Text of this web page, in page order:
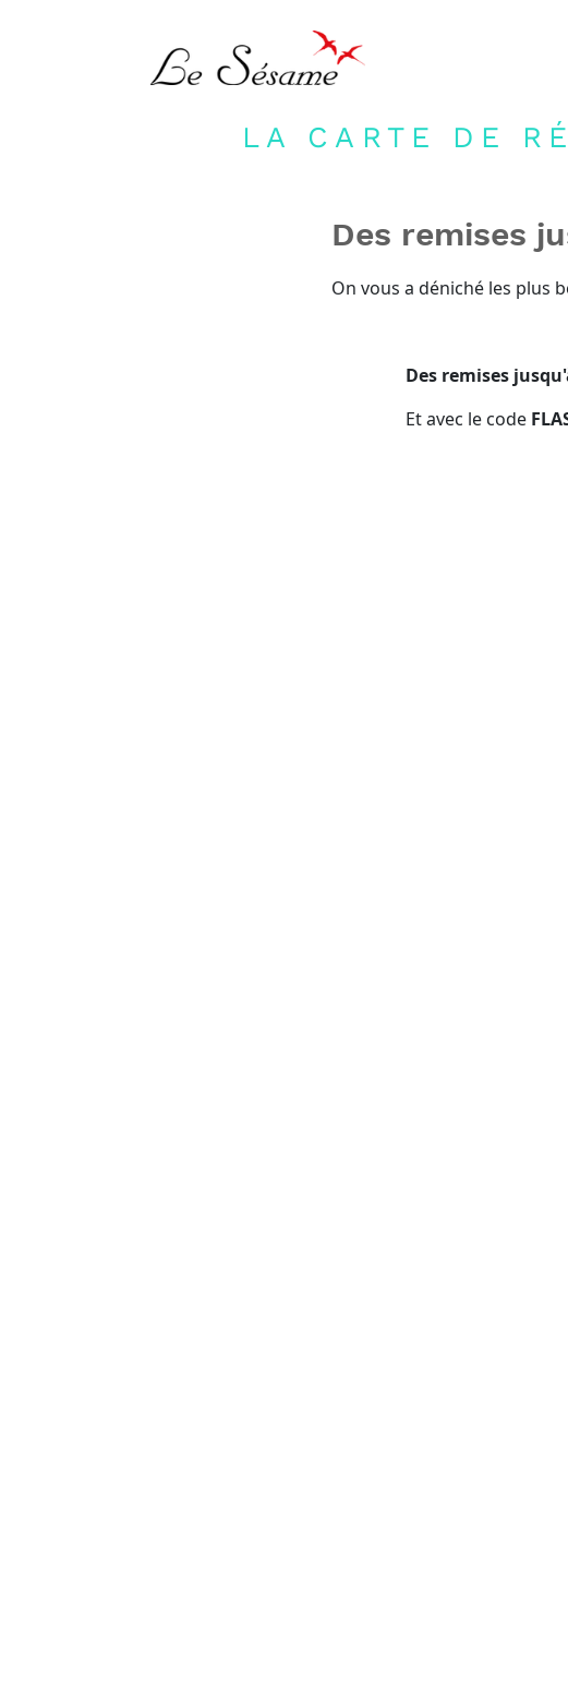
LA CARTE DE
Des remises
On vous a déniché les plus
Des remises
Et avec le code